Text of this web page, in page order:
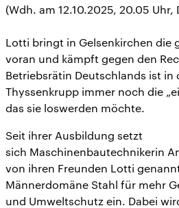
(Wdh. am 12.10.2025, 20.05
Lotti bringt in Gelsenkirchen die
voran und kämpft gegen den
Betriebsrätin Deutschlands ist in
Thyssenkrupp immer noch die
das sie loswerden möchte.
Seit ihrer Ausbildung setzt
sich Maschinenbautechnikerin
von ihren Freunden Lotti
Männerdomäne Stahl für mehr
und Umweltschutz ein. Dabei